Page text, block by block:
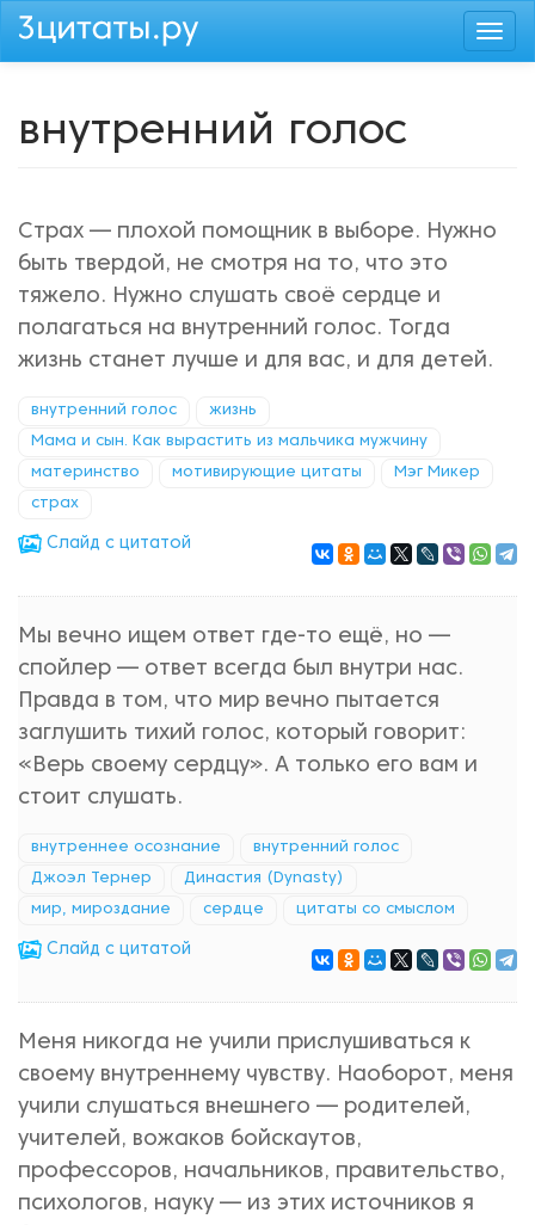
Перейти
внутренний голос
Страх — плохой помощник в выборе. Нужно
быть твердой, не смотря на то, что это
тяжело. Нужно слушать своё сердце и
полагаться на внутренний голос. Тогда
жизнь станет лучше и для вас, и для детей.
внутренний голос жизнь
Мама и сын. Как вырастить из мальчика мужчину
материнство мотивирующие цитаты Мэг Микер
страх
Cлайд с цитатой
Мы вечно ищем ответ где-то ещё, но —
спойлер — ответ всегда был внутри нас.
Правда в том, что мир вечно пытается
заглушить тихий голос, который говорит:
«Верь своему сердцу». А только его вам и
стоит слушать.
внутреннее осознание внутренний голос
Джоэл Тернер Династия (Dynasty)
мир, мироздание сердце цитаты со смыслом
Cлайд с цитатой
Меня никогда не учили прислушиваться к
своему внутреннему чувству. Наоборот, меня
учили слушаться внешнего — родителей,
учителей, вожаков бойскаутов,
профессоров, начальников, правительство,
психологов, науку — из этих источников я